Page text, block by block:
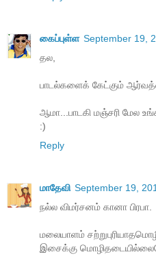
கைப்புள்ள September 19,
தல,
பாடல்களைக் கேட்கும்
ஆமா...பாடகி மஞ்சரி மேல
:)
Reply
மாதேவி September 19,
நல்ல விமர்சனம் கானா பிரபா.
மலையாளம்
இசைக்கு